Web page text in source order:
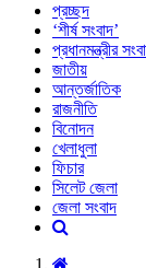
প্রচ্ছদ
‘শীর্ষ সংবাদ’
প্রধানমন্ত্রীর
জাতীয়
আন্তর্জাতিক
রাজনীতি
বিনোদন
খেলাধুলা
ফিচার
সিলেট জেলা
জেলা সংবাদ